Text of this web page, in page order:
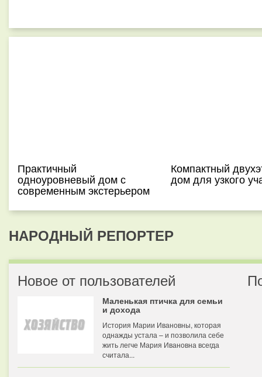
Практичный
одноуровневый дом с
современным экстерьером
Компактный
дом для узкого
НАРОДНЫЙ РЕПОРТЕР
Новое от пользователей
Маленькая птичка для семьи
и дохода
История Марии Ивановны, которая
однажды устала – и позволила себе
жить легче Мария Ивановна всегда
считала...